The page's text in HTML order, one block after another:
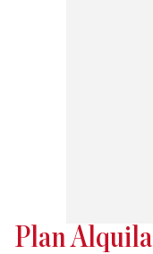
Plan Alquila